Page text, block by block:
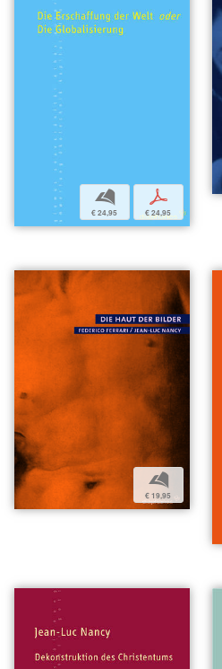
b
€ 24,95
p
€ 24,95
b
€ 19,95